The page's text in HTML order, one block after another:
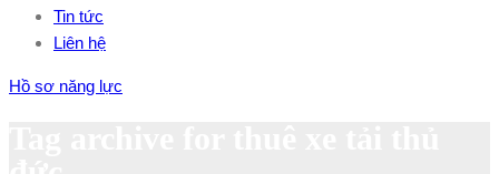
Tin tức
Liên hệ
Hồ sơ năng lực